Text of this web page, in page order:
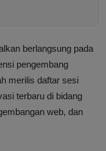
berlangsung pada
pengembang
merilis daftar sesi
terbaru di bidang
web, dan